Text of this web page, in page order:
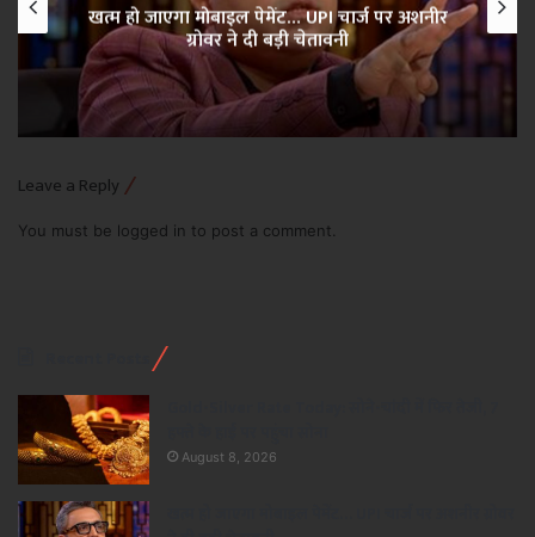
खत्म हो जाएगा मोबाइल पेमेंट… UPI चार्ज पर अशनीर
ग्रोवर ने दी बड़ी चेतावनी
Leave a Reply
You must be logged in to post a comment.
August 8, 2026